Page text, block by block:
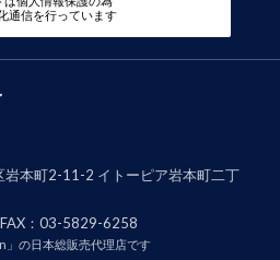
通信を行っています
本町2-11-2 イトーピア岩本町二丁
FAX：03-5829-6258
」の日本総販売代理店です